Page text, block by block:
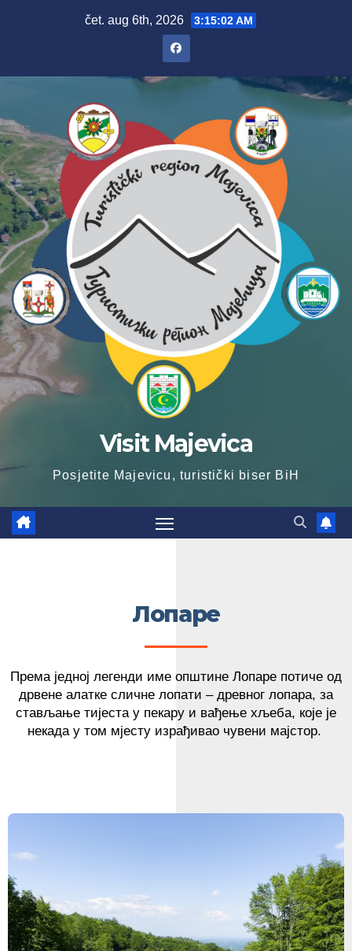
čet. aug 6th, 2026 3:15:02 AM
Visit Majevica
Posjetite Majevicu, turistički biser BiH
Лопаре
Према једној легенди име општине Лопаре потиче од
дрвене алатке сличне лопати – древног лопара, за
стављање тијеста у пекару и вађење хљеба, које је
некада у том мјесту израђивао чувени мајстор.